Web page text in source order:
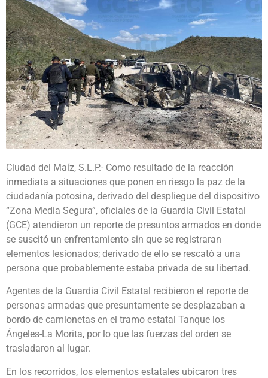
Ciudad del Maíz, S.L.P.- Como resultado de la reacción
inmediata a situaciones que ponen en riesgo la paz de la
ciudadanía potosina, derivado del despliegue del dispositivo
“Zona Media Segura”, oficiales de la Guardia Civil Estatal
(GCE) atendieron un reporte de presuntos armados en donde
se suscitó un enfrentamiento sin que se registraran
elementos lesionados; derivado de ello se rescató a una
persona que probablemente estaba privada de su libertad.
Agentes de la Guardia Civil Estatal recibieron el reporte de
personas armadas que presuntamente se desplazaban a
bordo de camionetas en el tramo estatal Tanque los
Ángeles-La Morita, por lo que las fuerzas del orden se
trasladaron al lugar.
En los recorridos, los elementos estatales ubicaron tres